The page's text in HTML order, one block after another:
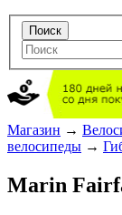
Магазин →
велосипеды →
Marin